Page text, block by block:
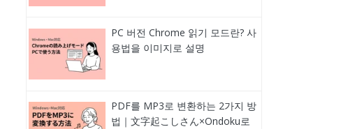
PC 버전 Chrome 읽기 모드란? 사
용법을 이미지로 설명
PDF를 MP3로 변환하는 2가지 방
법｜文字起こしさん×Ondoku로